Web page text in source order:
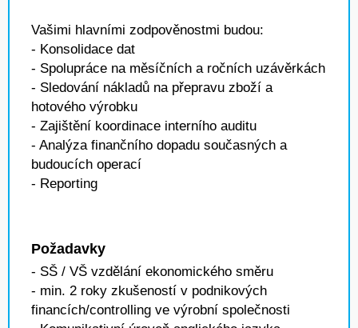
Vašimi hlavními zodpověnostmi budou:
- Konsolidace dat
- Spolupráce na měsíčních a ročních uzávěrkách
- Sledování nákladů na přepravu zboží a
hotového výrobku
- Zajištění koordinace interního auditu
- Analýza finančního dopadu současných a
budoucích operací
- Reporting
Požadavky
- SŠ / VŠ vzdělání ekonomického směru
- min. 2 roky zkušeností v podnikových
financích/controlling ve výrobní společnosti